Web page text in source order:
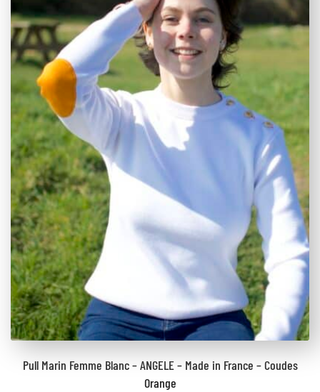
Pull Marin Femme Blanc – ANGELE – Made in France – Coudes
Orange